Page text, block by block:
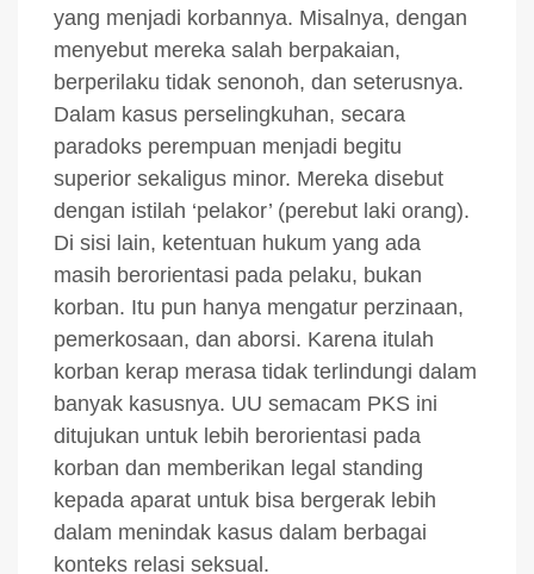
yang menjadi korbannya. Misalnya, dengan
menyebut mereka salah berpakaian,
berperilaku tidak senonoh, dan seterusnya.
Dalam kasus perselingkuhan, secara
paradoks perempuan menjadi begitu
superior sekaligus minor. Mereka disebut
dengan istilah ‘pelakor’ (perebut laki orang).
Di sisi lain, ketentuan hukum yang ada
masih berorientasi pada pelaku, bukan
korban. Itu pun hanya mengatur perzinaan,
pemerkosaan, dan aborsi. Karena itulah
korban kerap merasa tidak terlindungi dalam
banyak kasusnya. UU semacam PKS ini
ditujukan untuk lebih berorientasi pada
korban dan memberikan legal standing
kepada aparat untuk bisa bergerak lebih
dalam menindak kasus dalam berbagai
konteks relasi seksual.